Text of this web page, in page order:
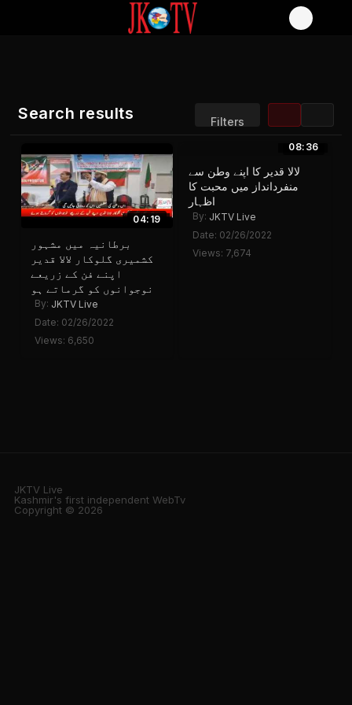
Filters
Search results
Sort by:
Results/Page:
04:19
برطانیہ میں مشہور
کشمیری گلوکار لالا قدیر
اپنے فن کے زریعے
نوجوانوں کو گرماتے ہو
By: JKTV Live
Date: 02/26/2022
Views: 6,650
08:36
لالا قدیر کا اپنے وطن سے
منفردانداز میں محبت کا
اظہار
By: JKTV Live
Date: 02/26/2022
Views: 7,674
JKTV Live
Kashmir's first independent WebTv
Copyright © 2026